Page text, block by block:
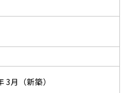
3月（新築）